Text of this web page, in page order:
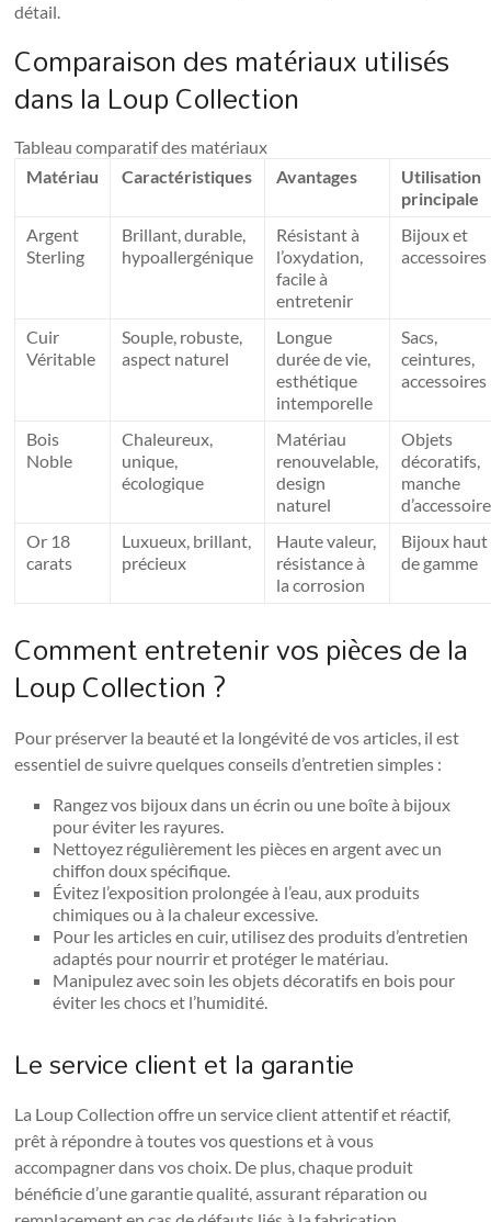
détail.
Comparaison des matériaux utilisés
dans la Loup Collection
Tableau comparatif des matériaux
Matériau
Caractéristiques Avantages
Utilisation
principale
Argent
Sterling
Brillant, durable,
hypoallergénique
Résistant à
l’oxydation,
facile à
entretenir
Bijoux et
accessoires
Cuir
Véritable
Souple, robuste,
aspect naturel
Longue
durée de vie,
esthétique
intemporelle
Sacs,
ceintures,
accessoires
Bois
Noble
Chaleureux,
unique,
écologique
Matériau
renouvelable,
design
naturel
Objets
décoratifs,
manche
Or 18
carats
Luxueux, brillant,
précieux
Haute valeur,
résistance à
la corrosion
Bijoux haut
de gamme
Comment entretenir vos pièces de la
Loup Collection ?
Pour préserver la beauté et la longévité de vos articles, il est
essentiel de suivre quelques conseils d’entretien simples :
Rangez vos bijoux dans un écrin ou une boîte à bijoux
pour éviter les rayures.
Nettoyez régulièrement les pièces en argent avec un
chiffon doux spécifique.
Évitez l’exposition prolongée à l’eau, aux produits
chimiques ou à la chaleur excessive.
Pour les articles en cuir, utilisez des produits d’entretien
adaptés pour nourrir et protéger le matériau.
Manipulez avec soin les objets décoratifs en bois pour
éviter les chocs et l’humidité.
Le service client et la garantie
La Loup Collection offre un service client attentif et réactif,
prêt à répondre à toutes vos questions et à vous
accompagner dans vos choix. De plus, chaque produit
bénéficie d’une garantie qualité, assurant réparation ou